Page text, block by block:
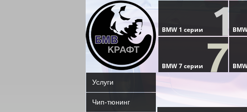
Услуги
Чип-тюнинг